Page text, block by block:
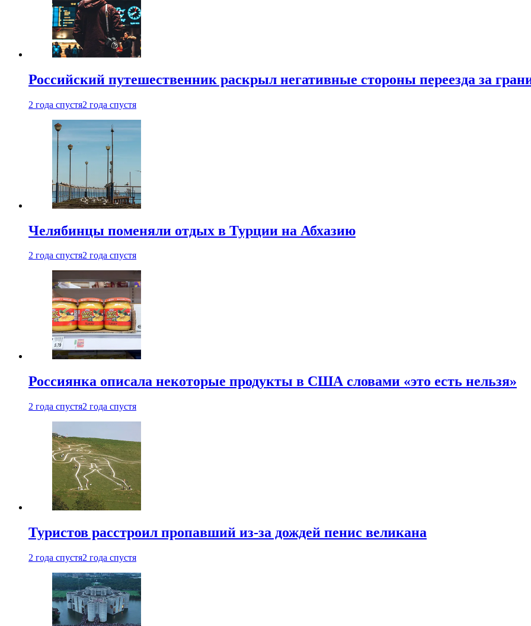
Российский путешественник раскрыл негативные стороны переезда за
2 года спустя2 года спустя
Челябинцы поменяли отдых в Турции на Абхазию
2 года спустя2 года спустя
Россиянка описала некоторые продукты в США словами «это есть нельзя»
2 года спустя2 года спустя
Туристов расстроил пропавший из-за дождей пенис великана
2 года спустя2 года спустя